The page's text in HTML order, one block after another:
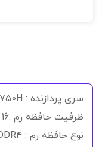
سری پردازنده : Core i7-10750H
ظرفیت حافظه رم :16 و 32 گیگابایت
نوع حافظه رم : DDR4